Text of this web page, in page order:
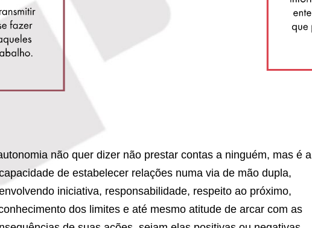
não quer dizer não prestar contas a ninguém, mas é a
de estabelecer relações numa via de mão dupla,
iniciativa, responsabilidade, respeito ao próximo,
dos limites e até mesmo atitude de arcar com as